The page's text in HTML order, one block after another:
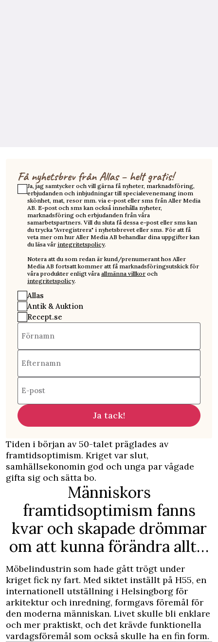
Få nyhetsbrev från Allas – helt gratis!
Ja, jag samtycker och vill gärna få nyheter, marknadsföring,
erbjudanden och inbjudningar till specialevenemang inom
skönhet, mat, resor mm. via e-post eller sms från Aller Media
AB. E-post och sms kan också innehålla nyheter,
marknadsföring och erbjudanden från våra
samarbetspartners. Vill du sluta få dessa e-post eller sms kan
du trycka "Avregistrera" i nyhetsbrevet eller sms. För att få
veta mer om hur Aller Media AB behandlar dina uppgifter kan
du läsa vår integritetspolicy.
Notera att du som redan är kund/prenumerant hos Aller
Media AB fortsatt kommer att få marknadsföringsutskick för
våra produkter enligt våra allmänna villkor och
integritetspolicy.
Allas
Antik & Auktion
Recept.se
Förnamn
Efternamn
E-post
Ja tack!
Tiden i början av 50-talet präglades av
framtidsoptimism. Kriget var slut,
samhällsekonomin god och unga par vågade
gifta sig och sätta bo.
Människors
framtidsoptimism fanns
kvar och skapade drömmar
om att kunna förändra allt…
Möbelindustrin som hade gått trögt under
kriget fick ny fart. Med siktet inställt på H55, en
internationell utställning i Helsingborg för
arkitektur och inredning, formgavs föremål för
den moderna människan. Livet skulle bli enklare
och mer praktiskt, och det krävde funktionella
vardagsföremål som också skulle ha en fin form.